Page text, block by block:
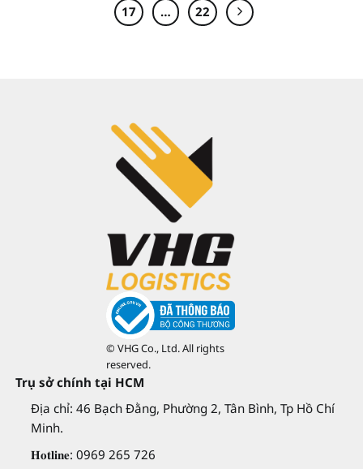
17
… 22
© VHG Co., Ltd. All rights
reserved.
Trụ sở chính tại HCM
Địa chỉ: 46 Bạch Đằng, Phường 2, Tân Bình, Tp Hồ Chí
Minh.
𝐇𝐨𝐭𝐥𝐢𝐧𝐞: 0969 265 726